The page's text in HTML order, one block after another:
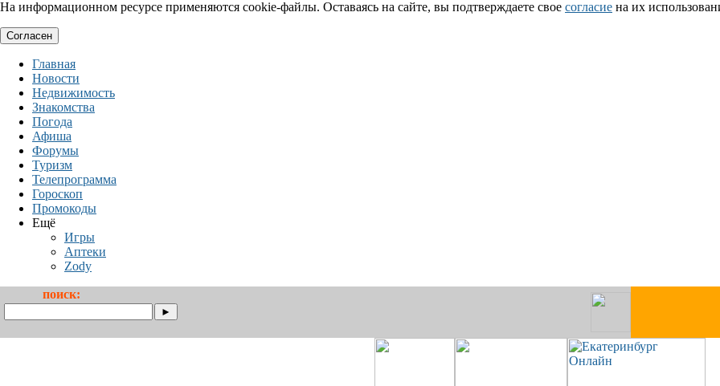
На информационном ресурсе применяются cookie-файлы. Оставаясь на сайте, вы подтверждаете свое согласие на их
Согласен
Главная
Новости
Недвижимость
Знакомства
Погода
Афиша
Форумы
Туризм
Телепрограмма
Гороскоп
Промокоды
Ещё
Игры
Аптеки
Zody
поиск: